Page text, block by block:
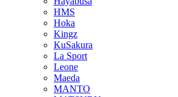
HMS
Hoka
Kingz
KuSakura
La Sport
Leone
Maeda
MANTO